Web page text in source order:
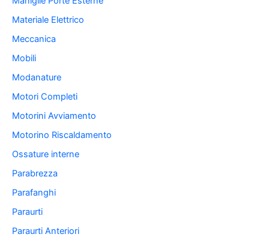
Materiale Elettrico
Meccanica
Mobili
Modanature
Motori Completi
Motorini Avviamento
Motorino Riscaldamento
Ossature interne
Parabrezza
Parafanghi
Paraurti
Paraurti Anteriori